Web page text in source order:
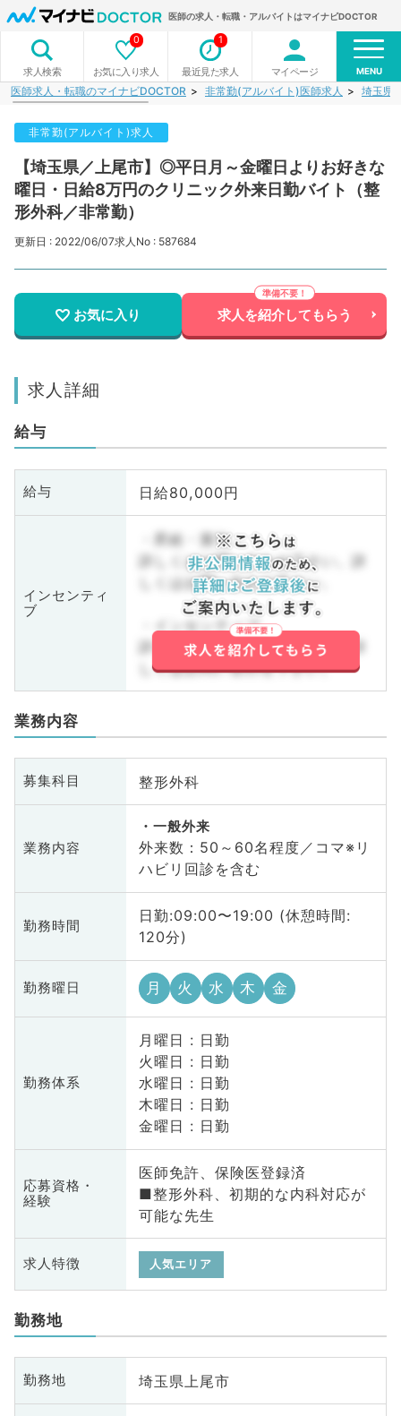
医師の求人・転職・アルバイトはマイナビDOCTOR
求人検索 お気に入り求人
0
最近見た求人
1
マイページ MENU
医師求人・転職のマイナビDOCTOR 非常勤(アルバイト)医師求人 埼玉県
非常勤(アルバイト)求人
【埼玉県／上尾市】◎平日月～金曜日よりお好きな
曜日・日給8万円のクリニック外来日勤バイト（整
形外科／非常勤）
更新日 : 2022/06/07求人No : 587684
お気に入り 求人を紹介してもらう
求人詳細
給与
給与 日給80,000円
インセンティ
ブ
・昇給・賞与
詳しくはお問い合わせ下さい。詳
しくはお問い合わせ下さい。
・インセンティブ
詳しくはお問い合わせ下さい。詳
しくはお問い合わせ下さい。
業務内容
募集科目 整形外科
業務内容
一般外来
外来数：50～60名程度／コマ※リ
ハビリ回診を含む
勤務時間
日勤:09:00〜19:00 (休憩時間:
120分)
勤務曜日 月 火 水 木 金
勤務体系
月曜日 : 日勤
火曜日 : 日勤
水曜日 : 日勤
木曜日 : 日勤
金曜日 : 日勤
応募資格・
経験
医師免許、保険医登録済
■整形外科、初期的な内科対応が
可能な先生
求人特徴 人気エリア
勤務地
勤務地 埼玉県上尾市